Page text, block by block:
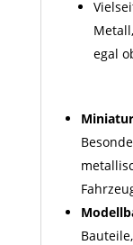
egal